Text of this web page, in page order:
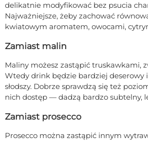
delikatnie modyfikować bez psucia
Najważniejsze, żeby zachować
kwiatowym aromatem, owocami,
Zamiast malin
Maliny możesz zastąpić truskawkami,
Wtedy drink będzie bardziej deserowy
słodszy. Dobrze sprawdzą się też
nich dostęp — dadzą bardzo subtelny,
Zamiast prosecco
Prosecco można zastąpić innym